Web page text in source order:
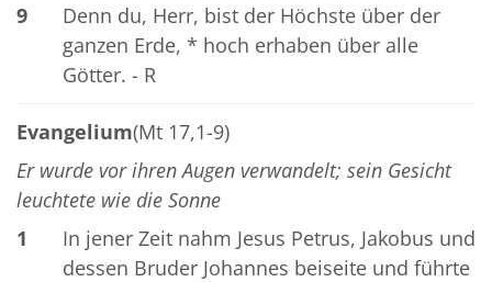
9
Denn du, Herr, bist der Höchste über der
ganzen Erde, * hoch erhaben über alle
Götter. - R
Evangelium(Mt 17,1-9)
Er wurde vor ihren Augen verwandelt; sein Gesicht
leuchtete wie die Sonne
1
In jener Zeit nahm Jesus Petrus, Jakobus und
dessen Bruder Johannes beiseite und führte